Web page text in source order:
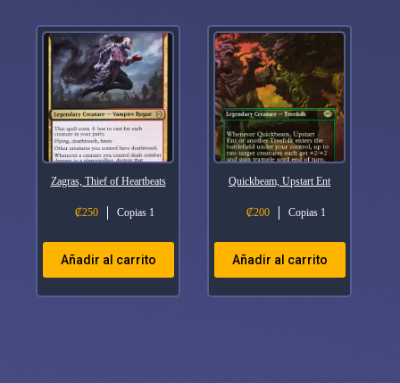
Zagras, Thief of Heartbeats
₡250 Copias 1
Añadir al carrito
Quickbeam, Upstart Ent
₡200 Copias 1
Añadir al carrito